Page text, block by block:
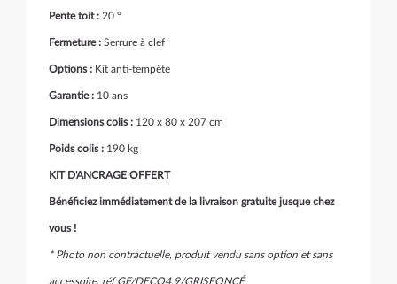
Pente toit : 20 °
Fermeture : Serrure à clef
Options : Kit anti-tempête
Garantie : 10 ans
Dimensions colis : 120 x 80 x 207 cm
Poids colis : 190 kg
KIT D'ANCRAGE OFFERT
Bénéficiez immédiatement de la livraison gratuite jusque chez
vous !
* Photo non contractuelle, produit vendu sans option et sans
accessoire, réf GF/DECO4.9/GRISFONCÉ